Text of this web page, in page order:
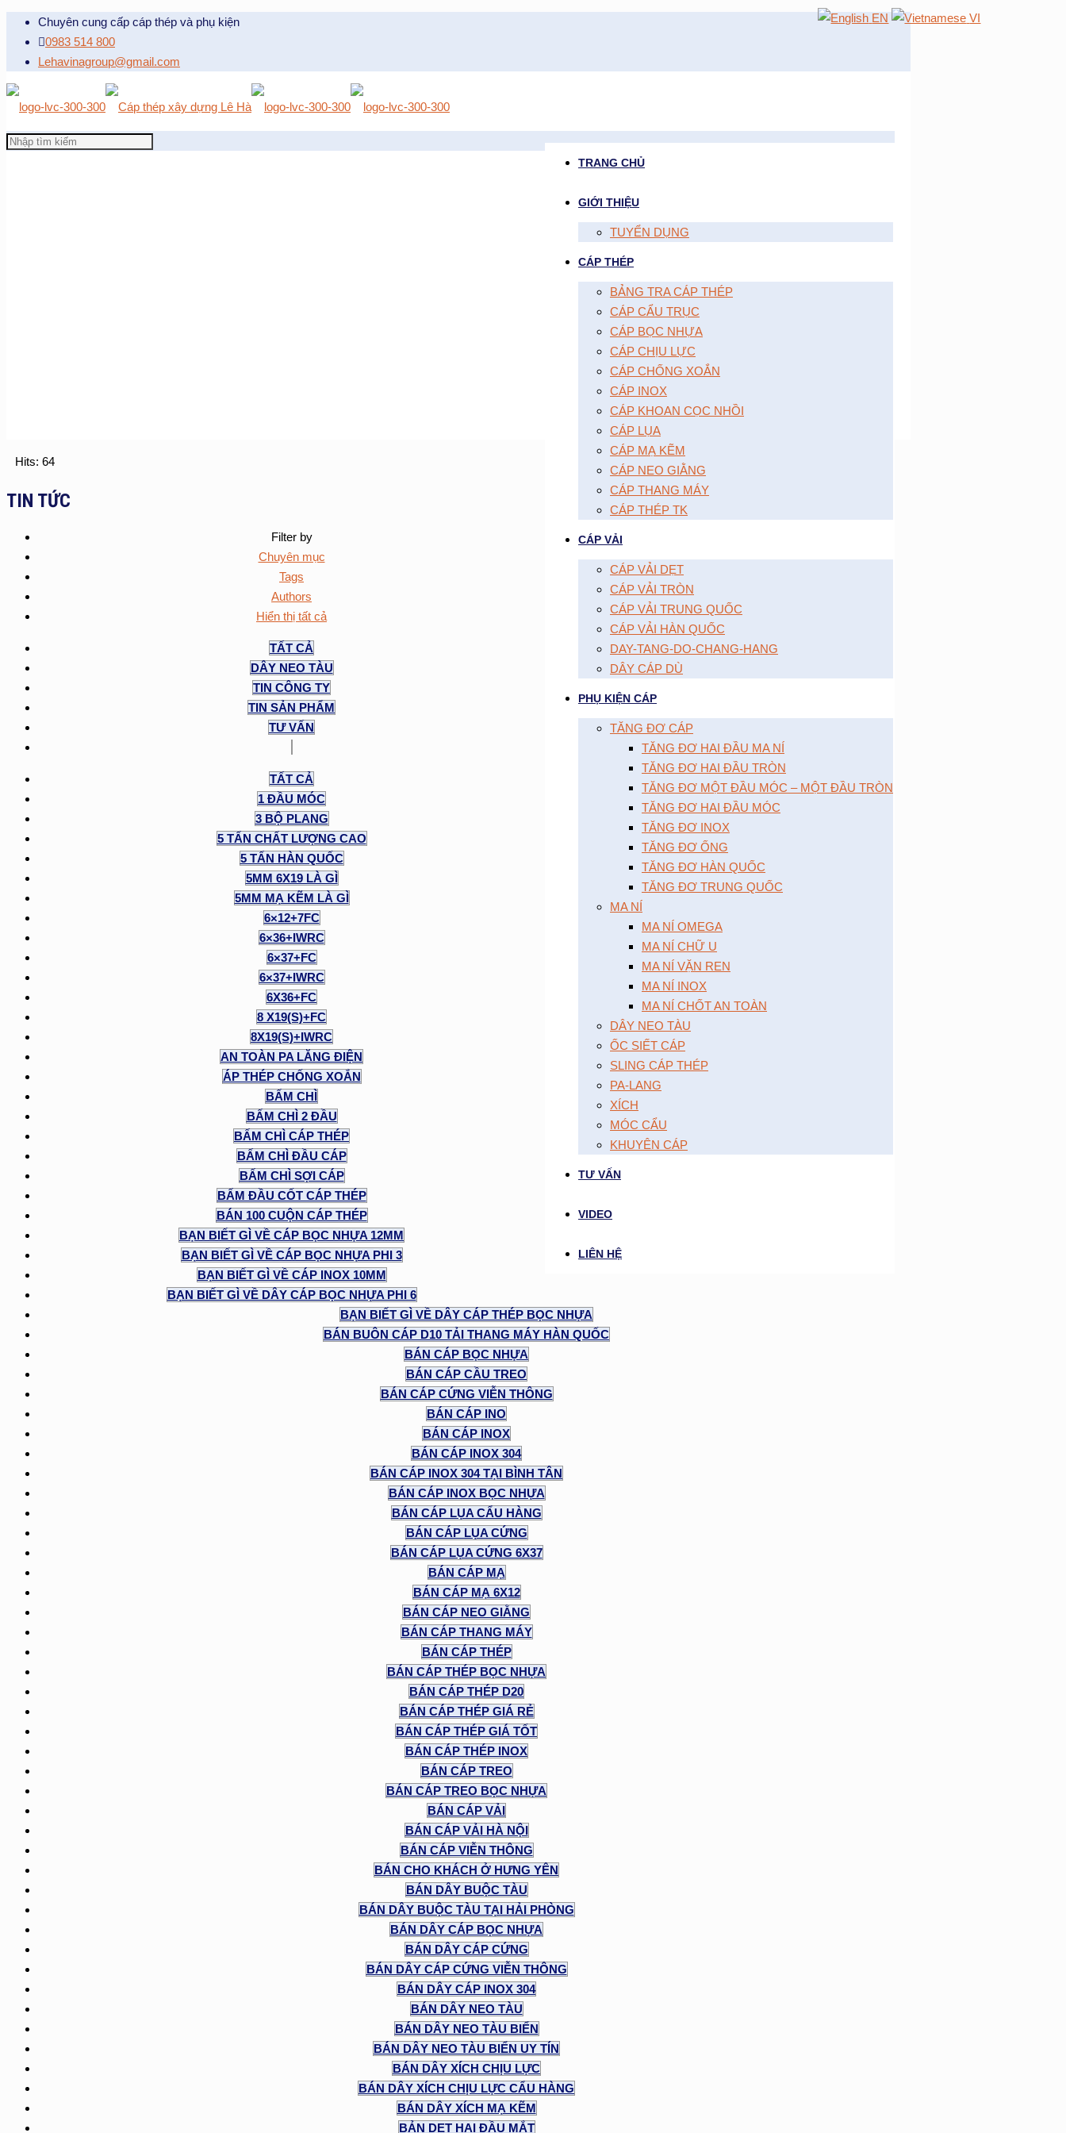
Chuyên cung cấp cáp thép và phụ kiện
0983 514 800
Lehavinagroup@gmail.com
TRANG CHỦ
GIỚI THIỆU
TUYỂN DỤNG
CÁP THÉP
BẢNG TRA CÁP THÉP
CÁP CẨU TRỤC
CÁP BỌC NHỰA
CÁP CHỊU LỰC
CÁP CHỐNG XOẮN
CÁP INOX
CÁP KHOAN CỌC NHỒI
CÁP LỤA
CÁP MẠ KẼM
CÁP NEO GIẰNG
CÁP THANG MÁY
CÁP THÉP TK
CÁP VẢI
CÁP VẢI DẸT
CÁP VẢI TRÒN
CÁP VẢI TRUNG QUỐC
CÁP VẢI HÀN QUỐC
DAY-TANG-DO-CHANG-HANG
DÂY CÁP DÙ
PHỤ KIỆN CÁP
TĂNG ĐƠ CÁP
TĂNG ĐƠ HAI ĐẦU MA NÍ
TĂNG ĐƠ HAI ĐẦU TRÒN
TĂNG ĐƠ MỘT ĐẦU MÓC – MỘT ĐẦU TRÒN
TĂNG ĐƠ HAI ĐẦU MÓC
TĂNG ĐƠ INOX
TĂNG ĐƠ ỐNG
TĂNG ĐƠ HÀN QUỐC
TĂNG ĐƠ TRUNG QUỐC
MA NÍ
MA NÍ OMEGA
MA NÍ CHỮ U
MA NÍ VẶN REN
MA NÍ INOX
MA NÍ CHỐT AN TOÀN
DÂY NEO TÀU
ỐC SIẾT CÁP
SLING CÁP THÉP
PA-LANG
XÍCH
MÓC CẨU
KHUYÊN CÁP
TƯ VẤN
VIDEO
LIÊN HỆ
Hits: 64
TIN TỨC
Filter by
Chuyên mục
Tags
Authors
Hiển thị tất cả
TẤT CẢ
DÂY NEO TÀU
TIN CÔNG TY
TIN SẢN PHẨM
TƯ VẤN
TẤT CẢ
1 ĐẦU MÓC
3 BỘ PLANG
5 TẤN CHẤT LƯỢNG CAO
5 TẤN HÀN QUỐC
5MM 6X19 LÀ GÌ
5MM MẠ KẼM LÀ GÌ
6×12+7FC
6×36+IWRC
6×37+FC
6×37+IWRC
6X36+FC
8 X19(S)+FC
8X19(S)+IWRC
AN TOÀN PA LĂNG ĐIỆN
ÁP THÉP CHỐNG XOẮN
BẤM CHÌ
BẤM CHÌ 2 ĐẦU
BẤM CHÌ CÁP THÉP
BẤM CHÌ ĐẦU CÁP
BẤM CHÌ SỢI CÁP
BẤM ĐẦU CỐT CÁP THÉP
BÁN 100 CUỘN CÁP THÉP
BẠN BIẾT GÌ VỀ CÁP BỌC NHỰA 12MM
BẠN BIẾT GÌ VỀ CÁP BỌC NHỰA PHI 3
BẠN BIẾT GÌ VỀ CÁP INOX 10MM
BẠN BIẾT GÌ VỀ DÂY CÁP BỌC NHỰA PHI 6
BẠN BIẾT GÌ VỀ DÂY CÁP THÉP BỌC NHỰA
BÁN BUÔN CÁP D10 TẢI THANG MÁY HÀN QUỐC
BÁN CÁP BỌC NHỰA
BÁN CÁP CẦU TREO
BÁN CÁP CỨNG VIỄN THÔNG
BÁN CÁP INO
BÁN CÁP INOX
BÁN CÁP INOX 304
BÁN CÁP INOX 304 TẠI BÌNH TÂN
BÁN CÁP INOX BỌC NHỰA
BÁN CÁP LỤA CẨU HÀNG
BÁN CÁP LỤA CỨNG
BÁN CÁP LỤA CỨNG 6X37
BÁN CÁP MẠ
BÁN CÁP MẠ 6X12
BÁN CÁP NEO GIẰNG
BÁN CÁP THANG MÁY
BÁN CÁP THÉP
BÁN CÁP THÉP BỌC NHỰA
BÁN CÁP THÉP D20
BÁN CÁP THÉP GIÁ RẺ
BÁN CÁP THÉP GIÁ TỐT
BÁN CÁP THÉP INOX
BÁN CÁP TREO
BÁN CÁP TREO BỌC NHỰA
BÁN CÁP VẢI
BÁN CÁP VẢI HÀ NỘI
BÁN CÁP VIỄN THÔNG
BÁN CHO KHÁCH Ở HƯNG YÊN
BÁN DÂY BUỘC TÀU
BÁN DÂY BUỘC TÀU TẠI HẢI PHÒNG
BÁN DÂY CÁP BỌC NHỰA
BÁN DÂY CÁP CỨNG
BÁN DÂY CÁP CỨNG VIỄN THÔNG
BÁN DÂY CÁP INOX 304
BÁN DÂY NEO TÀU
BÁN DÂY NEO TÀU BIỂN
BÁN DÂY NEO TÀU BIỂN UY TÍN
BÁN DÂY XÍCH CHỊU LỰC
BÁN DÂY XÍCH CHỊU LỰC CẨU HÀNG
BÁN DÂY XÍCH MẠ KẼM
BẢN DẸT HAI ĐẦU MẮT
EN VI